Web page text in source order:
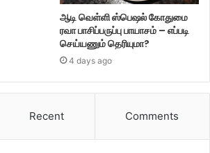
ஆடி வெள்ளி ஸ்பெஷல் கோதுமை
ரவா பாசிப்பருப்பு பாயாசம் – எப்படி
செய்யணும் தெரியுமா?
4 days ago
Recent Comments